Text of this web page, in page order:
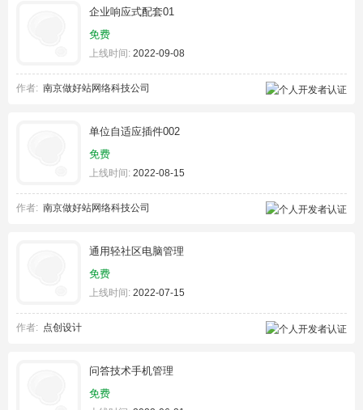
企业响应式配套01
免费
上线时间: 2022-09-08
作者: 南京做好站网络科技公司
单位自适应插件002
免费
上线时间: 2022-08-15
作者: 南京做好站网络科技公司
通用轻社区电脑管理
免费
上线时间: 2022-07-15
作者: 点创设计
问答技术手机管理
免费